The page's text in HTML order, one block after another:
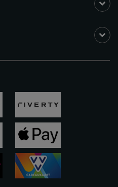
riverty
apple-
pay